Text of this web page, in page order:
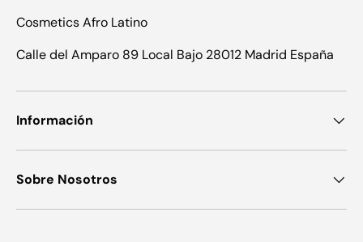
Cosmetics Afro Latino
Calle del Amparo 89 Local Bajo 28012 Madrid España
Información
Sobre Nosotros